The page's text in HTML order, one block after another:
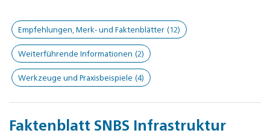
Empfehlungen, Merk- und Faktenblätter (12)
Weiterführende Informationen (2)
Werkzeuge und Praxisbeispiele (4)
Faktenblatt SNBS Infrastruktur